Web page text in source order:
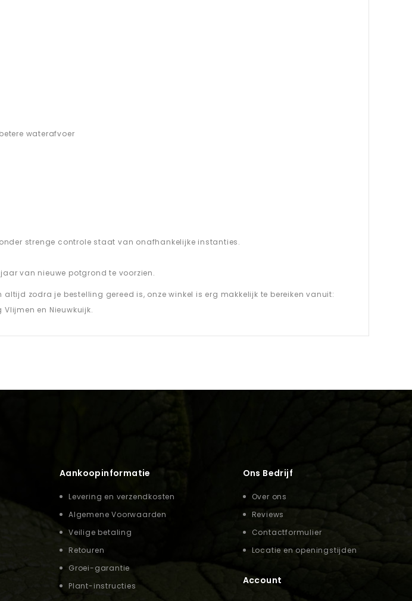
waterafvoer
strenge controle staat van onafhankelijke instanties.
van nieuwe potgrond te voorzien.
zodra je bestelling gereed is, onze winkel is erg makkelijk te bereiken vanuit:
en Nieuwkuijk.
Aankoopinformatie
Levering en verzendkosten
Algemene Voorwaarden
Veilige betaling
Retouren
Groei-garantie
Plant-instructies
Ons Bedrijf
Over ons
Reviews
Contactformulier
Locatie en openingstijden
Account